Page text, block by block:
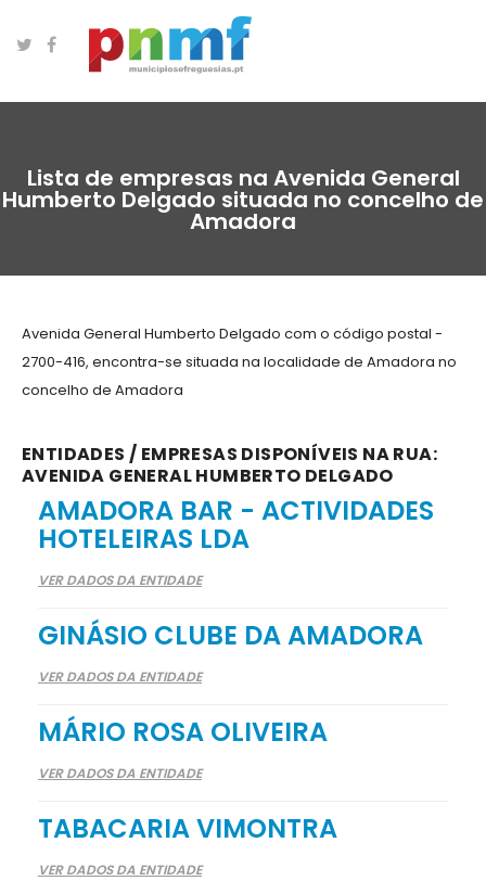
Lista de empresas na Avenida General
Humberto Delgado situada no concelho de
Amadora
Avenida General Humberto Delgado com o código postal -
2700-416, encontra-se situada na localidade de Amadora no
concelho de Amadora
ENTIDADES / EMPRESAS DISPONÍVEIS NA RUA:
AVENIDA GENERAL HUMBERTO DELGADO
AMADORA BAR - ACTIVIDADES
HOTELEIRAS LDA
VER DADOS DA ENTIDADE
GINÁSIO CLUBE DA AMADORA
VER DADOS DA ENTIDADE
MÁRIO ROSA OLIVEIRA
VER DADOS DA ENTIDADE
TABACARIA VIMONTRA
VER DADOS DA ENTIDADE